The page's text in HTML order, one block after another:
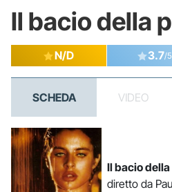
Il bacio della
N/D 3.7/5
SCHEDA VIDEO
Il bacio
diretto da